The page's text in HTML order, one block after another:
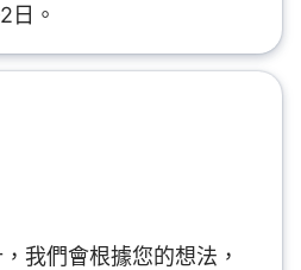
日。
我們會根據您的想法，